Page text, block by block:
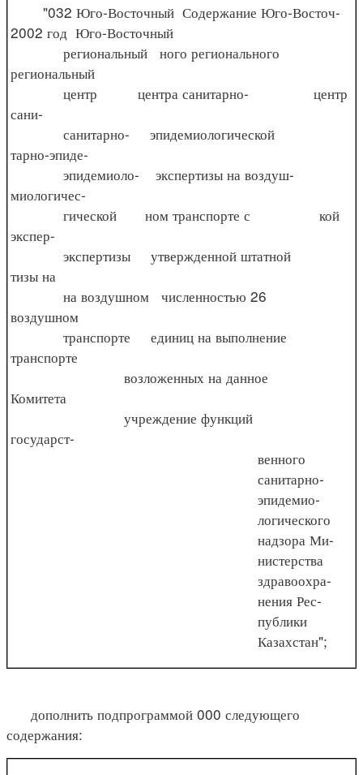
"032 Юго-Восточный Содержание Юго-Восточ-
2002 год Юго-Восточный
региональный ного регионального
региональный
центр центра санитарно- центр
сани-
санитарно- эпидемиологической
тарно-эпиде-
эпидемиоло- экспертизы на воздуш-
миологичес-
гической ном транспорте с кой
экспер-
экспертизы утвержденной штатной
тизы на
на воздушном численностью 26
воздушном
транспорте единиц на выполнение
транспорте
возложенных на данное
Комитета
учреждение функций
государст-
венного
санитарно-
эпидемио-
логического
надзора Ми-
нистерства
здравоохра-
нения Рес-
публики
Казахстан";
дополнить подпрограммой 000 следующего
содержания: